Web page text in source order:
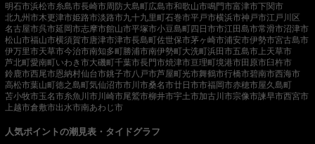
明石市浜松市糸島市長崎市周防大島町広島市和歌山市鳴門市富津市下関市
北九州市木更津市姫路市淡路市九十九里町石巻市平戸市横浜市神戸市江戸川区
名古屋市呉市延岡市志摩市館山市平塚市小豆島町四日市市江田島市常滑市沼津市
松山市福山市横須賀市唐津市津市長島町佐世保市茅ヶ崎市浦安市伊勢市宮古島市
伊万里市天草市今治市南知多町勝浦市南伊勢町大洗町浜田市五島市 上天草市
芦北町愛南町いわき市大磯町千葉市長門市焼津市亘理町境港市田原市臼杵市
鈴鹿市西尾市恩納村仙台市銚子市八戸市芦屋町光市舞鶴市行橋市碧南市西海市
高松市葉山町徳之島町気仙沼市市川市桑名市廿日市市福岡市赤穂市屋久島町
苫小牧市玉名市糸魚川市 川崎市尾鷲市柳井市宇土市加古川市宗像市諫早市西宮市
上越市倉敷市出水市南あわじ市
人気ポイントの潮見表・タイドグラフ